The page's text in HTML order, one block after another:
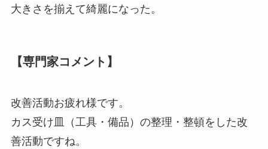
大きさを揃えて綺麗になった。
【専門家コメント】
改善活動お疲れ様です。
カス受け皿（工具・備品）の整理・整頓をした改
善活動ですね。